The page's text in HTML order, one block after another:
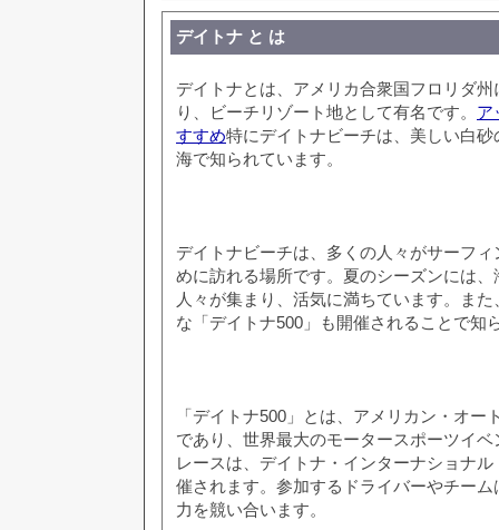
デイトナ と は
デイトナとは、アメリカ合衆国フロリダ
り、ビーチリゾート地として有名です。 ア
すすめ特にデイトナビーチは、美しい白
海で知られています。
デイトナビーチは、多くの人々がサーフ
めに訪れる場所です。夏のシーズンには
人々が集まり、活気に満ちています。ま
な「デイトナ500」も開催されることで知
「デイトナ500」とは、アメリカン・オー
であり、世界最大のモータースポーツイ
レースは、デイトナ・インターナショナ
催されます。参加するドライバーやチー
力を競い合います。